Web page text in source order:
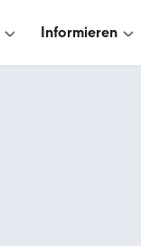
Informieren